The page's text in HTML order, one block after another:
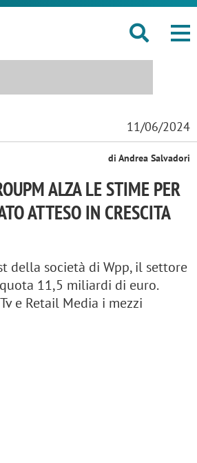
11/06/2024
di Andrea Salvadori
ALZA LE STIME PER
ATTESO IN CRESCITA
della società di Wpp, il settore
11,5 miliardi di euro.
e Retail Media i mezzi